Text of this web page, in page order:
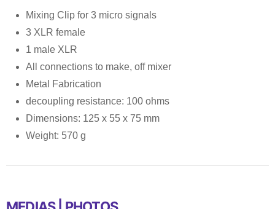
Mixing Clip for 3 micro signals
3 XLR female
1 male XLR
All connections to make, off mixer
Metal Fabrication
decoupling resistance: 100 ohms
Dimensions: 125 x 55 x 75 mm
Weight: 570 g